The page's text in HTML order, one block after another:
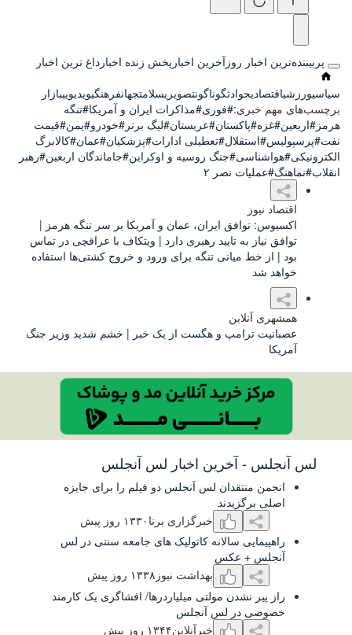
روزآخرین اخبارپخش زنده اخبارداغ ترین اخبار
گوناگون تصویریسلامتجهانفرهنگیویدیویی بازار
#فوری#مذاکرات ایران و آمریکا#تنگه
#عربستان#لیگ برتر#خودرو #یمن#قیمت
#تعطیلی ادارات#پزشکیان#عمان #کالابرگ
#جنگ روسیه و اوکراین#جاماندگان اربعین#رهبر
نصر ۲
ایران، عمان و آمریکا بر سر تنگه هرمز |
تایید رهبری دارد | ویتکاف با عراقچی در تماس
تنگه برای ورود و خروج کشتی‌ها استفاده
و هگست از یک خبر | خشم شدید وزیر جنگ
اخبار لس آنجلس
لس آنجلس دو فیلم را برای جایزه
خبرگزاری برنا۱٣٣۰ روز پیش
سالانه کاتولیک های جامعه سنتی در لس
بهداشت نیوز۱٣٣۸ روز پیش
مولتی میلیاردرها/ افشاگری یک کارمند
لس آنجلس
۱٣۴۴ روز پیش